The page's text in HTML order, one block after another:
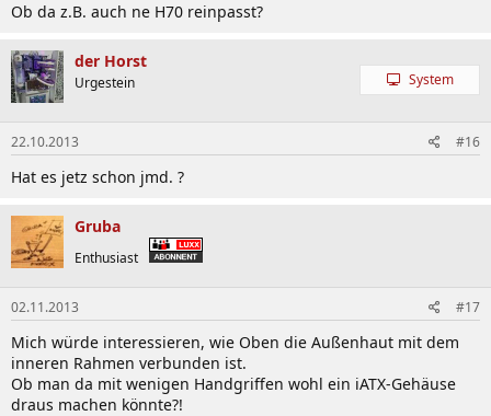
Ob da z.B. auch ne H70 reinpasst?
der Horst
Urgestein System
22.10.2013 #16
Hat es jetz schon jmd. ?
Gruba
Enthusiast
02.11.2013 #17
Mich würde interessieren, wie Oben die Außenhaut mit dem
inneren Rahmen verbunden ist.
Ob man da mit wenigen Handgriffen wohl ein iATX-Gehäuse
draus machen könnte?!